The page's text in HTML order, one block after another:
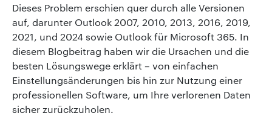
Dieses Problem erschien quer durch alle Versionen
auf, darunter Outlook 2007, 2010, 2013, 2016, 2019,
2021, und 2024 sowie Outlook für Microsoft 365. In
diesem Blogbeitrag haben wir die Ursachen und die
besten Lösungswege erklärt – von einfachen
Einstellungsänderungen bis hin zur Nutzung einer
professionellen Software, um Ihre verlorenen Daten
sicher zurückzuholen.